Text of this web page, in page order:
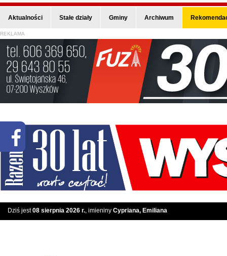
Aktualności Stałe działy Gminy Archiwum
REKLAMA
Dziś jest08 sierpnia 2026 r., imieniny Cypriana, Emiliana